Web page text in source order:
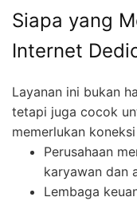
Siapa yang
Internet
Layanan ini bukan
tetapi juga cocok
memerlukan
Perusahaan
karyawan dan
Lembaga